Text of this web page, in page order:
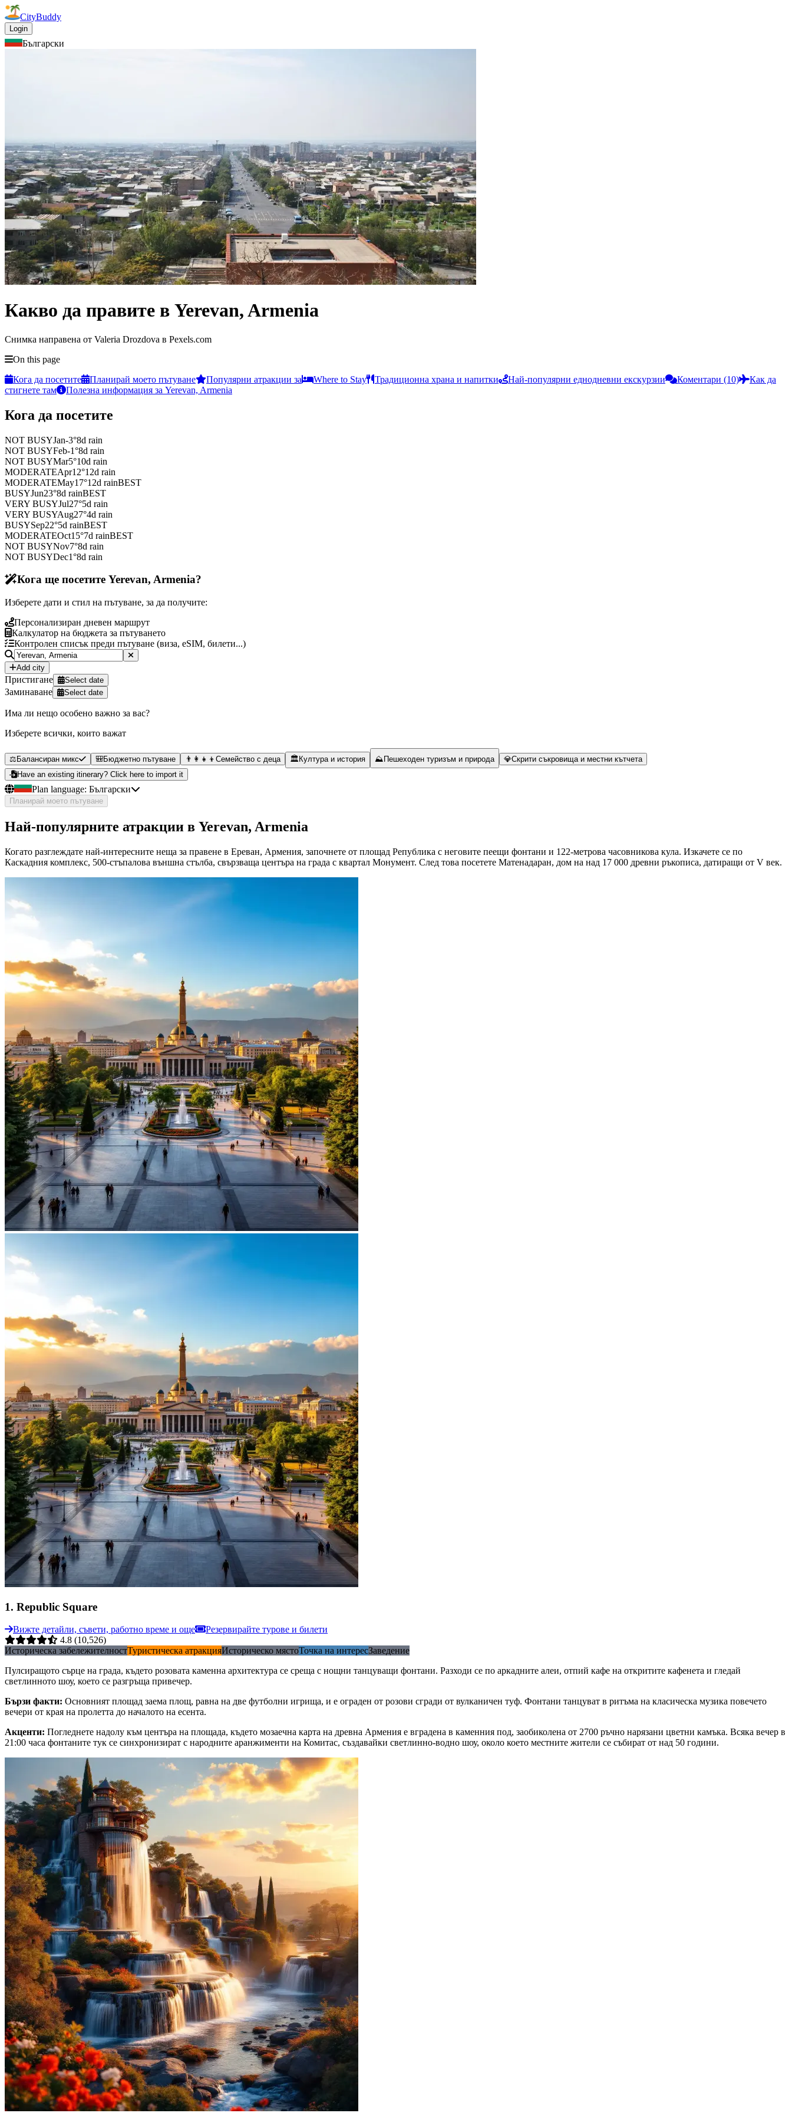
CityBuddy
Login
Български
Какво да правите в Yerevan, Armenia
Снимка направена от Valeria Drozdova в Pexels.com
On this page
Кога да посетите
Планирай моето пътуване Популярни атракции за Where to Stay Традиционна храна и напитки Най-популярни еднодневни екскурзии Коментари (10)
Как да
стигнете там
Полезна информация за Yerevan, Armenia
Кога да посетите
NOT BUSYJan-3°8d rain
NOT BUSYFeb-1°8d rain
NOT BUSYMar5°10d rain
MODERATEApr12°12d rain
MODERATEMay17°12d rainBEST
BUSYJun23°8d rainBEST
VERY BUSYJul27°5d rain
VERY BUSYAug27°4d rain
BUSYSep22°5d rainBEST
MODERATEOct15°7d rainBEST
NOT BUSYNov7°8d rain
NOT BUSYDec1°8d rain
Кога ще посетите Yerevan, Armenia?
Изберете дати и стил на пътуване, за да получите:
Персонализиран дневен маршрут
Калкулатор на бюджета за пътуването
Контролен списък преди пътуване (виза, eSIM, билети...)
Add city
Пристигане Select date
Заминаване Select date
Има ли нещо особено важно за вас?
Изберете всички, които важат
⚖️ Балансиран микс 🎒Бюджетно пътуване 👨‍👩‍👧‍👦 Семейство с деца 🏛️ Култура и история ⛰️ Пешеходен туризъм и природа 💎Скрити съкровища и местни кътчета
Have an existing itinerary? Click here to import it
Plan language: Български
Планирай моето пътуване
Най-популярните атракции в Yerevan, Armenia
Когато разглеждате най-интересните неща за правене в Ереван, Армения, започнете от площад Република с неговите пеещи фонтани и 122-метрова часовникова кула. Изкачете се по
Каскадния комплекс, 500-стъпалова външна стълба, свързваща центъра на града с квартал Монумент. След това посетете Матенадаран, дом на над 17 000 древни ръкописа, датиращи от V век.
1. Republic Square
Вижте детайли, съвети, работно време и още
Резервирайте турове и билети
4.8 (10,526)
Историческа забележителностТуристическа атракцияИсторическо мястоТочка на интересЗаведение
Пулсиращото сърце на града, където розовата каменна архитектура се среща с нощни танцуващи фонтани. Разходи се по аркадните алеи, отпий кафе на откритите кафенета и гледай
светлинното шоу, което се разгръща привечер.
Бързи факти: Основният площад заема площ, равна на две футболни игрища, и е ограден от розови сгради от вулканичен туф. Фонтани танцуват в ритъма на класическа музика повечето
вечери от края на пролетта до началото на есента.
Акценти: Погледнете надолу към центъра на площада, където мозаечна карта на древна Армения е вградена в каменния под, заобиколена от 2700 ръчно нарязани цветни камъка. Всяка вечер в
21:00 часа фонтаните тук се синхронизират с народните аранжименти на Комитас, създавайки светлинно-водно шоу, около което местните жители се събират от над 50 години.